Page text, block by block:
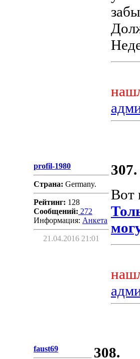
profil-1980
Страна: Germany.
Рейтинг: 128
Сообщений: 272
Информация: Aнкета
21.04.2016 21:01
307.
Вот
faust69
308.